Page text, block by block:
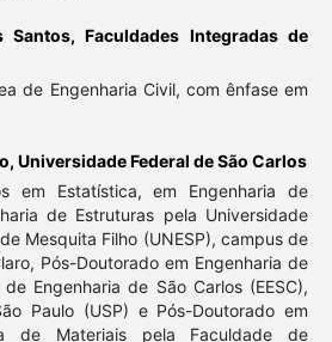
Santos,Faculdades Integradas de
de Engenharia Civil, com ênfase em
Universidade Federal de São Carlos
em Estatística, em Engenharia de
de Estruturas pela Universidade
Mesquita Filho (UNESP), campus de
Pós-Doutorado em Engenharia de
Engenharia de São Carlos (EESC),
Paulo (USP) e Pós-Doutorado em
de Materiais pela Faculdade de